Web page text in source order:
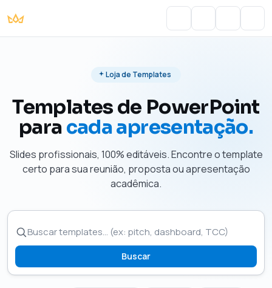
Loja de Templates
Templates de PowerPoint
para cada apresentação.
Slides profissionais, 100% editáveis. Encontre o template
certo para sua reunião, proposta ou apresentação
acadêmica.
Buscar